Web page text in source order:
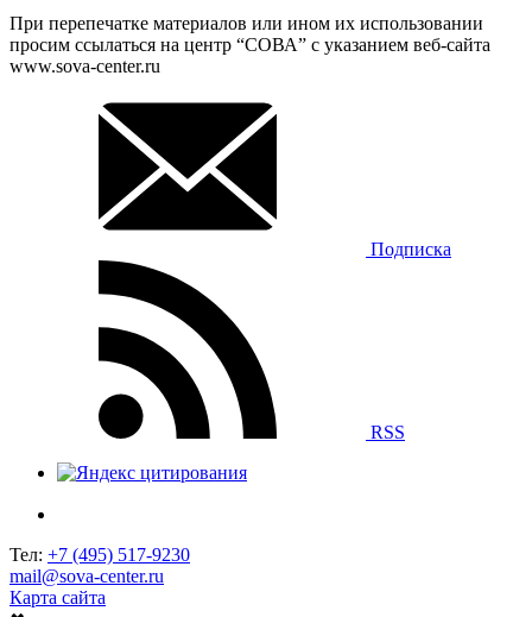
При перепечатке материалов или ином их использовании
просим ссылаться на центр “СОВА” с указанием веб-сайта
www.sova-center.ru
Подписка
RSS
Тел: +7 (495) 517-9230
mail@sova-center.ru
Карта сайта